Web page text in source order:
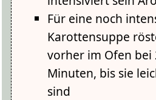
Für eine noch
Karottensuppe
vorher im Ofen bei
Minuten, bis sie
sind